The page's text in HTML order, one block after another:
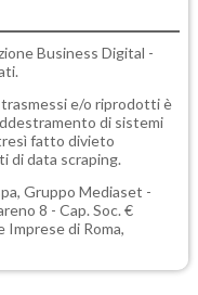
Business Digital -
e/o riprodotti è
di sistemi
fatto divieto
di data scraping.
Gruppo Mediaset -
8 - Cap. Soc. €
Imprese di Roma,